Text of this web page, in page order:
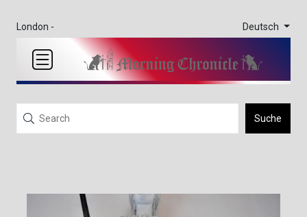
London - Deutsch
Suche